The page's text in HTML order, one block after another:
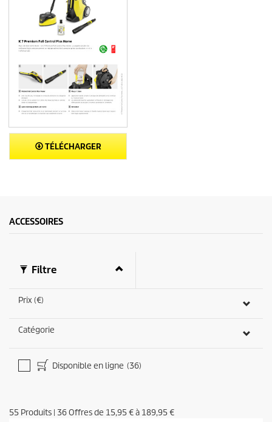
TÉLÉCHARGER
ACCESSOIRES
Filtre
Prix (€)
Catégorie
Disponible en ligne (36)
55 Produits | 36Offres de 15,95 €à 189,95 €